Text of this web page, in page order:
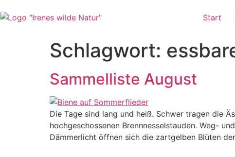
Start
Schlagwort:
Sammelliste August
Die Tage sind lang und heiß. Schwer tragen die
hochgeschossenen Brennnesselstauden. Weg-
Dämmerlicht öffnen sich die zartgelben Blüten